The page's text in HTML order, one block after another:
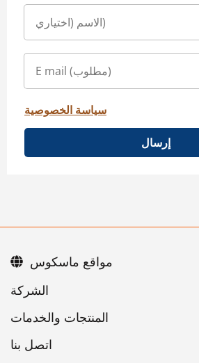
سياسة الخصوصية
إرسال
اتصل بنا
مواقع ماسكوس